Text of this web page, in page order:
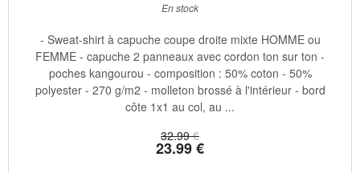
32.99 €
23.99€
En stock
- Sweat-shirt à capuche coupe droite mixte HOMME ou
FEMME - capuche 2 panneaux avec cordon ton sur ton -
poches kangourou - composition : 50% coton - 50%
polyester - 270 g/m2 - molleton brossé à l'intérieur - bord
côte 1x1 au col, au ...